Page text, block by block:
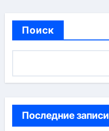
Поиск
Последние записи